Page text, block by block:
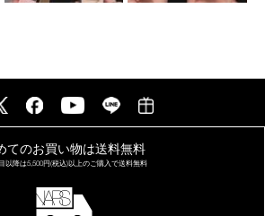
てのお買い物は送料無料
以降は5,500円(税込)以上のご購入で送料無料